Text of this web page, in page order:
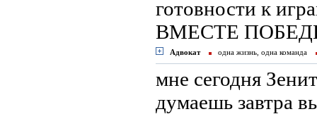
готовности к
ВМЕСТЕ
Адвокат одна жизнь, одна команда
мне сегодня
думаешь завтра